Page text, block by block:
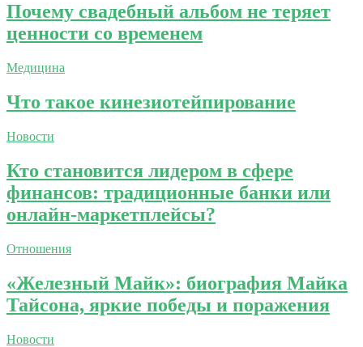
Почему свадебный альбом не теряет
ценности со временем
Медицина
Что такое кинезиотейпирование
Новости
Кто становится лидером в сфере
финансов: традиционные банки или
онлайн-маркетплейсы?
Отношения
«Железный Майк»: биография Майка
Тайсона, яркие победы и поражения
Новости